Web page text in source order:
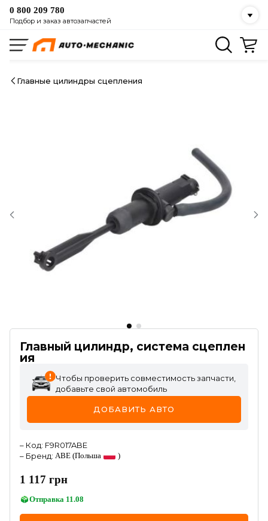
0 800 209 780
Подбор и заказ автозапчастей
Главные цилиндры сцепления
Главный цилиндр, система сцеплен
ия
Чтобы проверить совместимость запчасти,
добавьте свой автомобиль
ДОБАВИТЬ АВТО
– Код: F9R017ABE
– Бренд: ABE (Польша )
1 117 грн
Отправка 11.08